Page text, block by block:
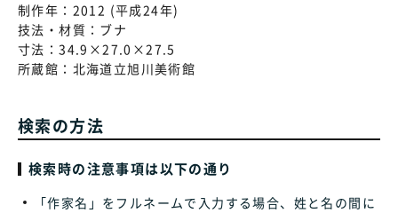
制作年： 2012 (平成24年)
技法・材質： ブナ
寸法：34.9×27.0×27.5
所蔵館： 北海道立旭川美術館
検索の方法
検索時の注意事項は以下の通り
「作家名」をフルネームで入力する場合、姓と名の間に